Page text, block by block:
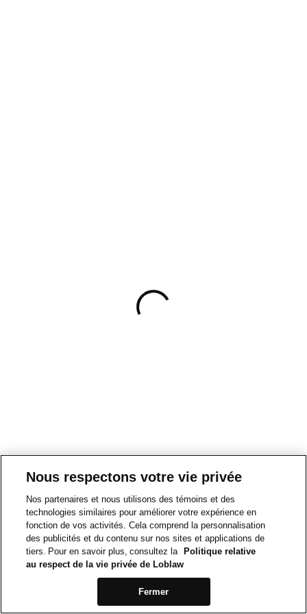
Nous respectons votre vie privée
Nos partenaires et nous utilisons des témoins et des
technologies similaires pour améliorer votre expérience en
fonction de vos activités. Cela comprend la personnalisation
des publicités et du contenu sur nos sites et applications de
tiers. Pour en savoir plus, consultez la
Politique relative
au respect de la vie privée de Loblaw
Fermer